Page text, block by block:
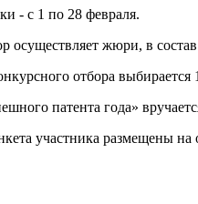
- с 1 по 28 февраля.
осуществляет жюри, в
отбора
патента года»
участника размещены на